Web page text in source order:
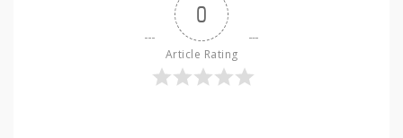
0
Article Rating